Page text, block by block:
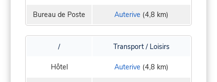
Bureau de Poste Auterive (4,8 km)
/ Transport / Loisirs
Hôtel Auterive (4,8 km)